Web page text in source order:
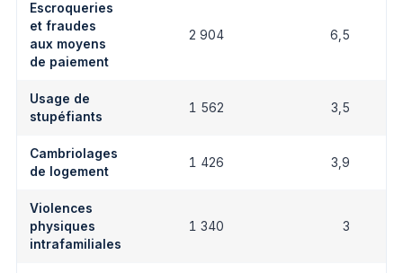
Escroqueries
et fraudes
aux moyens
de paiement
2 904 6,5
Usage de
stupéfiants
1 562 3,5
Cambriolages
de logement
1 426 3,9
Violences
physiques
intrafamiliales
1 340 3